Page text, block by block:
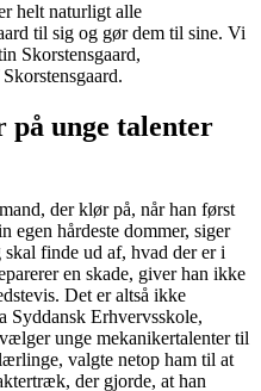
helt naturligt alle
til sig og gør dem til sine. Vi
Skorstensgaard,
på unge talenter
der klør på, når han først
egen hårdeste dommer, siger
finde ud af, hvad der er i
en skade, giver han ikke
Det er altså ikke
Syddansk Erhvervsskole,
unge mekanikertalenter til
valgte netop ham til at
der gjorde, at han